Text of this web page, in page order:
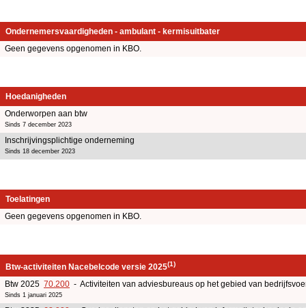
Ondernemersvaardigheden - ambulant - kermisuitbater
Geen gegevens opgenomen in KBO.
Hoedanigheden
Onderworpen aan btw
Sinds 7 december 2023
Inschrijvingsplichtige onderneming
Sinds 18 december 2023
Toelatingen
Geen gegevens opgenomen in KBO.
Btw-activiteiten Nacebelcode versie 2025(1)
Btw 2025 70.200 - Activiteiten van adviesbureaus op het gebied van
Sinds 1 januari 2025